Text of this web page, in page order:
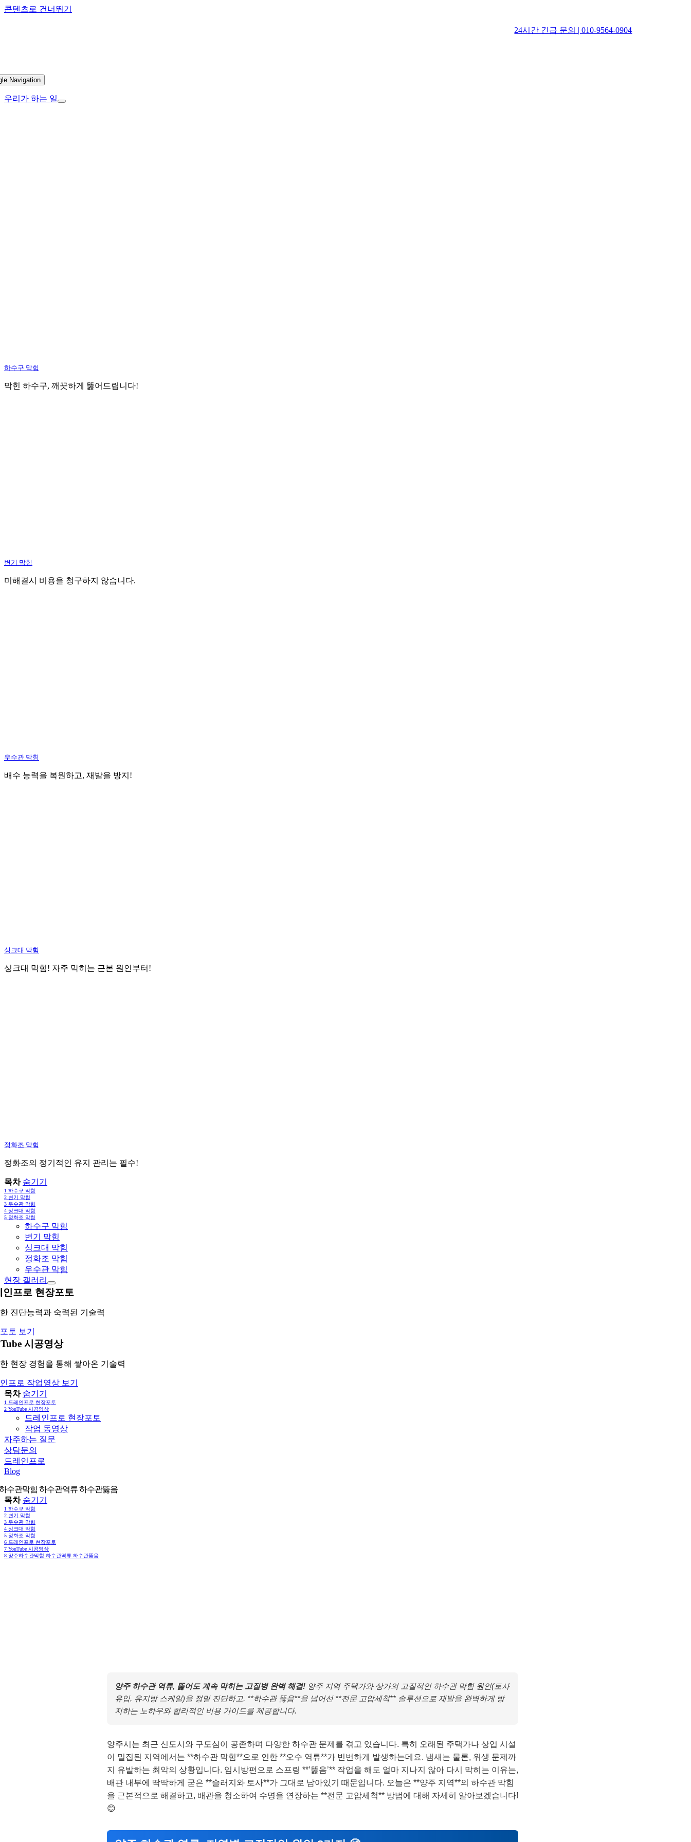
콘텐츠로 건너뛰기
24시간 긴급 문의 | 010-9564-0904
Navigation
우리가 하는 일
하수구 막힘
막힌 하수구, 깨끗하게 뚫어드립니다!
변기 막힘
미해결시 비용을 청구하지 않습니다.
우수관 막힘
배수 능력을 복원하고, 재발을 방지!
싱크대 막힘
싱크대 막힘! 자주 막히는 근본 원인부터!
정화조 막힘
정화조의 정기적인 유지 관리는 필수!
목차 숨기기
1 하수구 막힘
2 변기 막힘
3 우수관 막힘
4 싱크대 막힘
5 정화조 막힘
하수구 막힘
변기 막힘
싱크대 막힘
정화조 막힘
우수관 막힘
현장 갤러리
인프로 현장포토
진단능력과 숙력된 기술력
토 보기
시공영상
현장 경험을 통해 쌓아온 기술력
프로 작업영상 보기
목차 숨기기
1 드레인프로 현장포토
2 YouTube 시공영상
드레인프로 현장포토
작업 동영상
자주하는 질문
상담문의
드레인프로
Blog
수관막힘 하수관역류 하수관뚫음
목차 숨기기
1 하수구 막힘
2 변기 막힘
3 우수관 막힘
4 싱크대 막힘
5 정화조 막힘
6 드레인프로 현장포토
7 YouTube 시공영상
8 양주하수관막힘 하수관역류 하수관뚫음
양주 하수관 역류, 뚫어도 계속 막히는 고질병 완벽 해결! 양주 지역 주택가와 상가의 고질적인 하수관 막힘 원인(토사
유입, 유지방 스케일)을 정밀 진단하고, **하수관 뚫음**을 넘어선 **전문 고압세척** 솔루션으로 재발을 완벽하게 방
지하는 노하우와 합리적인 비용 가이드를 제공합니다.
양주시는 최근 신도시와 구도심이 공존하며 다양한 하수관 문제를 겪고 있습니다. 특히 오래된 주택가나 상업 시설
이 밀집된 지역에서는 **하수관 막힘**으로 인한 **오수 역류**가 빈번하게 발생하는데요. 냄새는 물론, 위생 문제까
지 유발하는 최악의 상황입니다. 임시방편으로 스프링 **’뚫음’** 작업을 해도 얼마 지나지 않아 다시 막히는 이유는,
배관 내부에 딱딱하게 굳은 **슬러지와 토사**가 그대로 남아있기 때문입니다. 오늘은 **양주 지역**의 하수관 막힘
을 근본적으로 해결하고, 배관을 청소하여 수명을 연장하는 **전문 고압세척** 방법에 대해 자세히 알아보겠습니다!
😊